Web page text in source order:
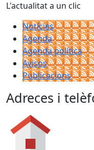
L'actualitat a un clic
Notícies
Agenda
Agenda política
Avisos
Publicacions
Adreces i